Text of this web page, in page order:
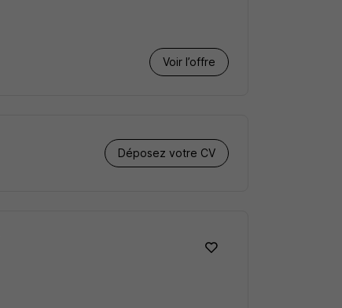
Voir l’offre
Déposez votre CV